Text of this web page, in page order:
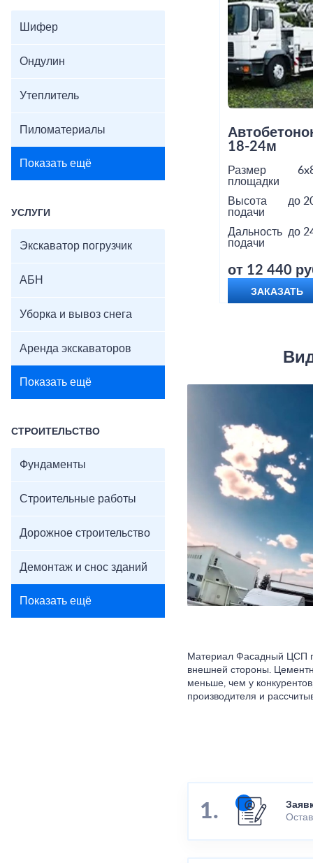
Шифер
Ондулин
Утеплитель
Пиломатериалы
Показать ещё
УСЛУГИ
Экскаватор погрузчик
АБН
Уборка и вывоз снега
Аренда экскаваторов
Показать ещё
СТРОИТЕЛЬСТВО
Фундаменты
Строительные работы
Дорожное строительство
Демонтаж и снос зданий
Показать ещё
18-24м
Размер
площадки
Высота
подачи
до
Дальность
подачи
до
от 12 440
ЗАКАЗАТЬ
Материал Фасадный ЦСП
внешней стороны.
меньше, чем у
производителя и